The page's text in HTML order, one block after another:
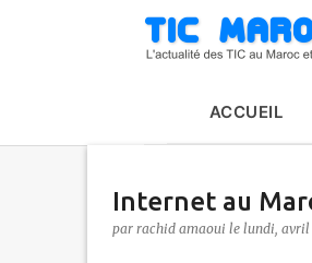
ACCUEIL
Internet au
par rachid amaoui le lundi, avril